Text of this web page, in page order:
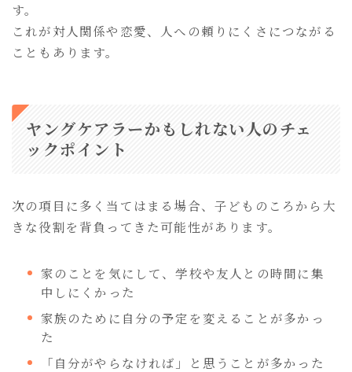
す。
これが対人関係や恋愛、人への頼りにくさにつながる
こともあります。
ヤングケアラーかもしれない人のチェ
ックポイント
次の項目に多く当てはまる場合、子どものころから大
きな役割を背負ってきた可能性があります。
家のことを気にして、学校や友人との時間に集
中しにくかった
家族のために自分の予定を変えることが多かっ
た
「自分がやらなければ」と思うことが多かった